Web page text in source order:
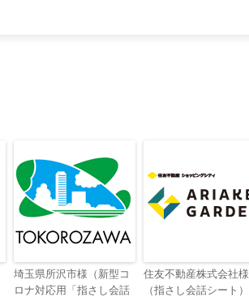
埼玉県所沢市様（新型コ
ロナ対応用「指さし会話
住友不動産株式会社様
（指さし会話シート）